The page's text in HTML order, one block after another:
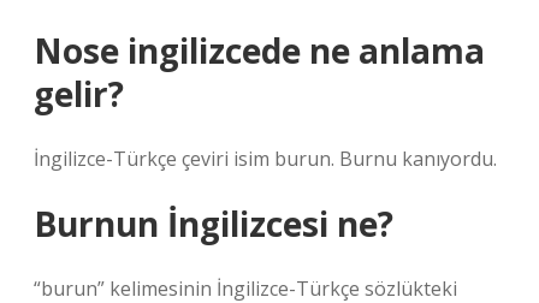
Nose ingilizcede ne anlama
gelir?
İngilizce-Türkçe çeviri isim burun. Burnu kanıyordu.
Burnun İngilizcesi ne?
“burun” kelimesinin İngilizce-Türkçe sözlükteki